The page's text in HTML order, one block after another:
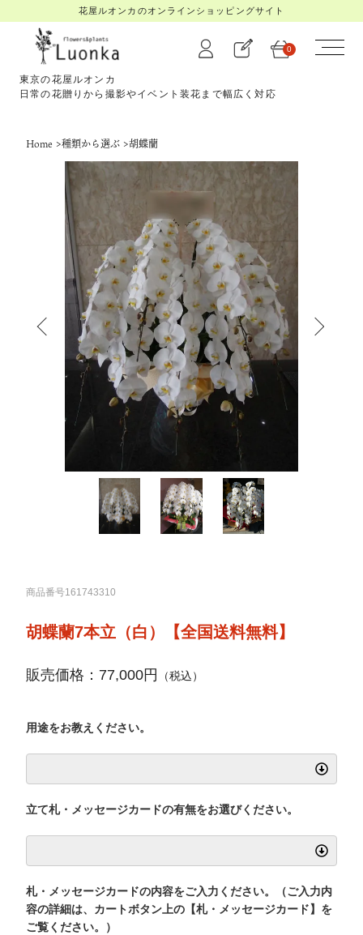
花屋ルオンカのオンラインショッピングサイト
東京の花屋ルオンカ
日常の花贈りから撮影やイベント装花まで幅広く対応
0
Home >種類から選ぶ >胡蝶蘭
商品番号161743310
胡蝶蘭7本立（白）【全国送料無料】
販売価格：77,000円 （税込）
用途をお教えください。
立て札・メッセージカードの有無をお選びください。
札・メッセージカードの内容をご入力ください。（ご入力内
容の詳細は、カートボタン上の【札・メッセージカード】を
ご覧ください。）